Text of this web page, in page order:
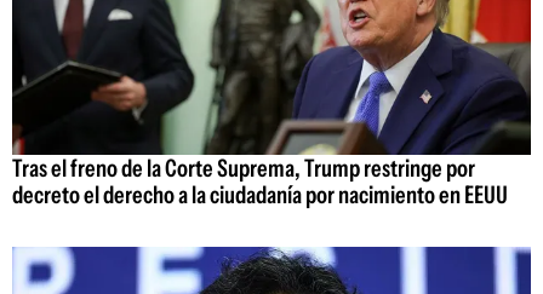
Tras el freno de la Corte Suprema, Trump restringe por
decreto el derecho a la ciudadanía por nacimiento en EEUU